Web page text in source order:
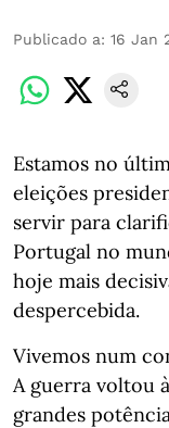
Publicado a: 16 Jan
Estamos no
eleições
servir para
Portugal no
hoje mais
despercebida.
Vivemos num
A guerra voltou
grandes